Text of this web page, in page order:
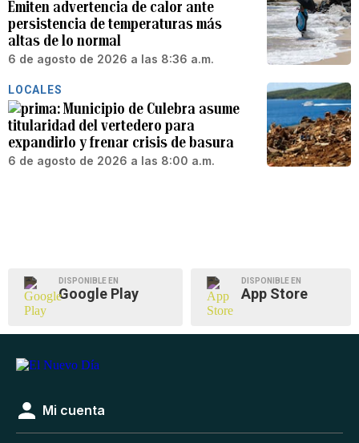
Emiten advertencia de calor ante
persistencia de temperaturas más
altas de lo normal
6 de agosto de 2026 a las 8:36 a.m.
LOCALES
Municipio de Culebra asume
titularidad del vertedero para
expandirlo y frenar crisis de basura
6 de agosto de 2026 a las 8:00 a.m.
DISPONIBLE EN
Google Play
DISPONIBLE EN
App Store
Mi cuenta